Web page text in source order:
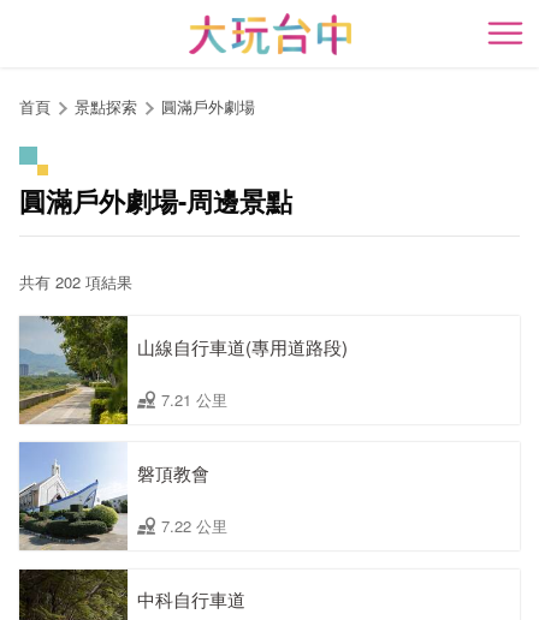
開
首頁 景點探索 圓滿戶外劇場
圓滿戶外劇場-周邊景點
共有 202 項結果
山線自行車道(專用道路段)
7.21 公里
磐頂教會
7.22 公里
中科自行車道